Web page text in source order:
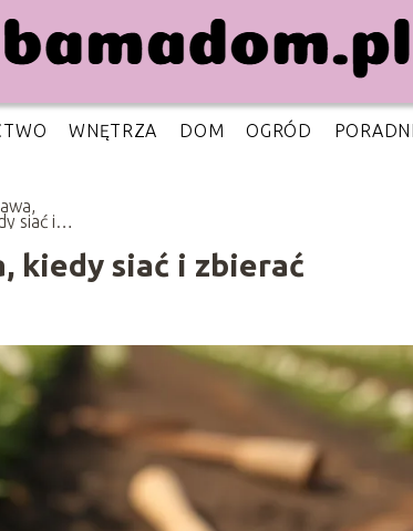
WNĘTRZA DOM OGRÓD
siać i
kiedy siać i zbierać